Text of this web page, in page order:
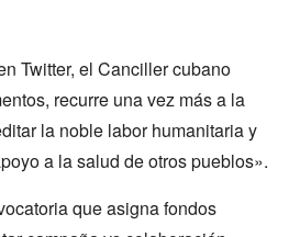
Twitter, el Canciller cubano
recurre una vez más a la
la noble labor humanitaria y
a la salud de otros pueblos».
que asigna fondos